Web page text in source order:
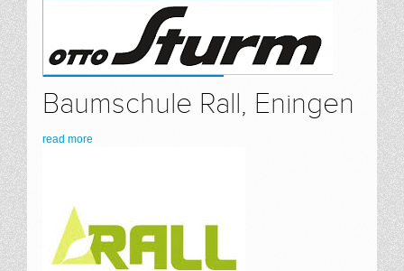
Baumschule Rall, Eningen
read more